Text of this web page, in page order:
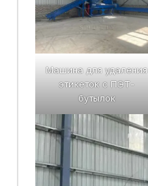
Машина для удаления
этикеток с ПЭТ-
бутылок